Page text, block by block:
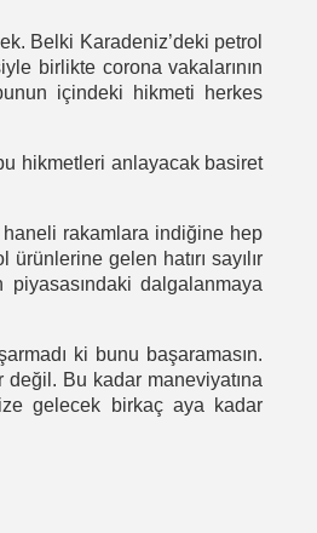
Belki Karadeniz’deki petrol
birlikte corona vakalarının
içindeki hikmeti herkes
hikmetleri anlayacak basiret
rakamlara indiğine hep
gelen hatırı sayılır
dalgalanmaya
ki bunu başaramasın.
değil. Bu kadar maneviyatına
gelecek birkaç aya kadar